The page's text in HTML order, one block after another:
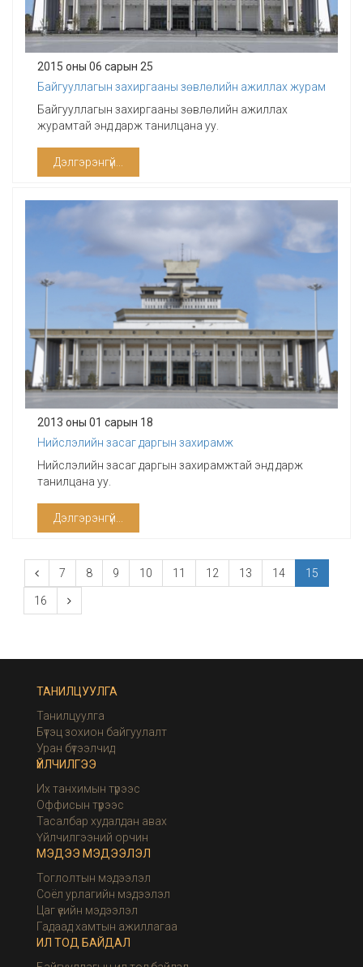
2015 оны 06 сарын 25
​Байгууллагын захиргааны зөвлөлийн ажиллах журам
Байгууллагын захиргааны зөвлөлийн ажиллах
журамтай энд дарж танилцана уу.
Дэлгэрэнгүй...
2013 оны 01 сарын 18
Нийслэлийн засаг даргын захирамж
Нийслэлийн засаг даргын захирамжтай энд дарж
танилцана уу.
Дэлгэрэнгүй...
7 8 9 10 11 12 13 14 15
16
ТАНИЛЦУУЛГА
Танилцуулга
Бүтэц зохион байгуулалт
Уран бүтээлчид
ҮЙЛЧИЛГЭЭ
Их танхимын түрээс
Оффисын түрээс
Тасалбар худалдан авах
Үйлчилгээний орчин
МЭДЭЭ МЭДЭЭЛЭЛ
Тоглолтын мэдээлэл
Соёл урлагийн мэдээлэл
Цаг үеийн мэдээлэл
Гадаад хамтын ажиллагаа
ИЛ ТОД БАЙДАЛ